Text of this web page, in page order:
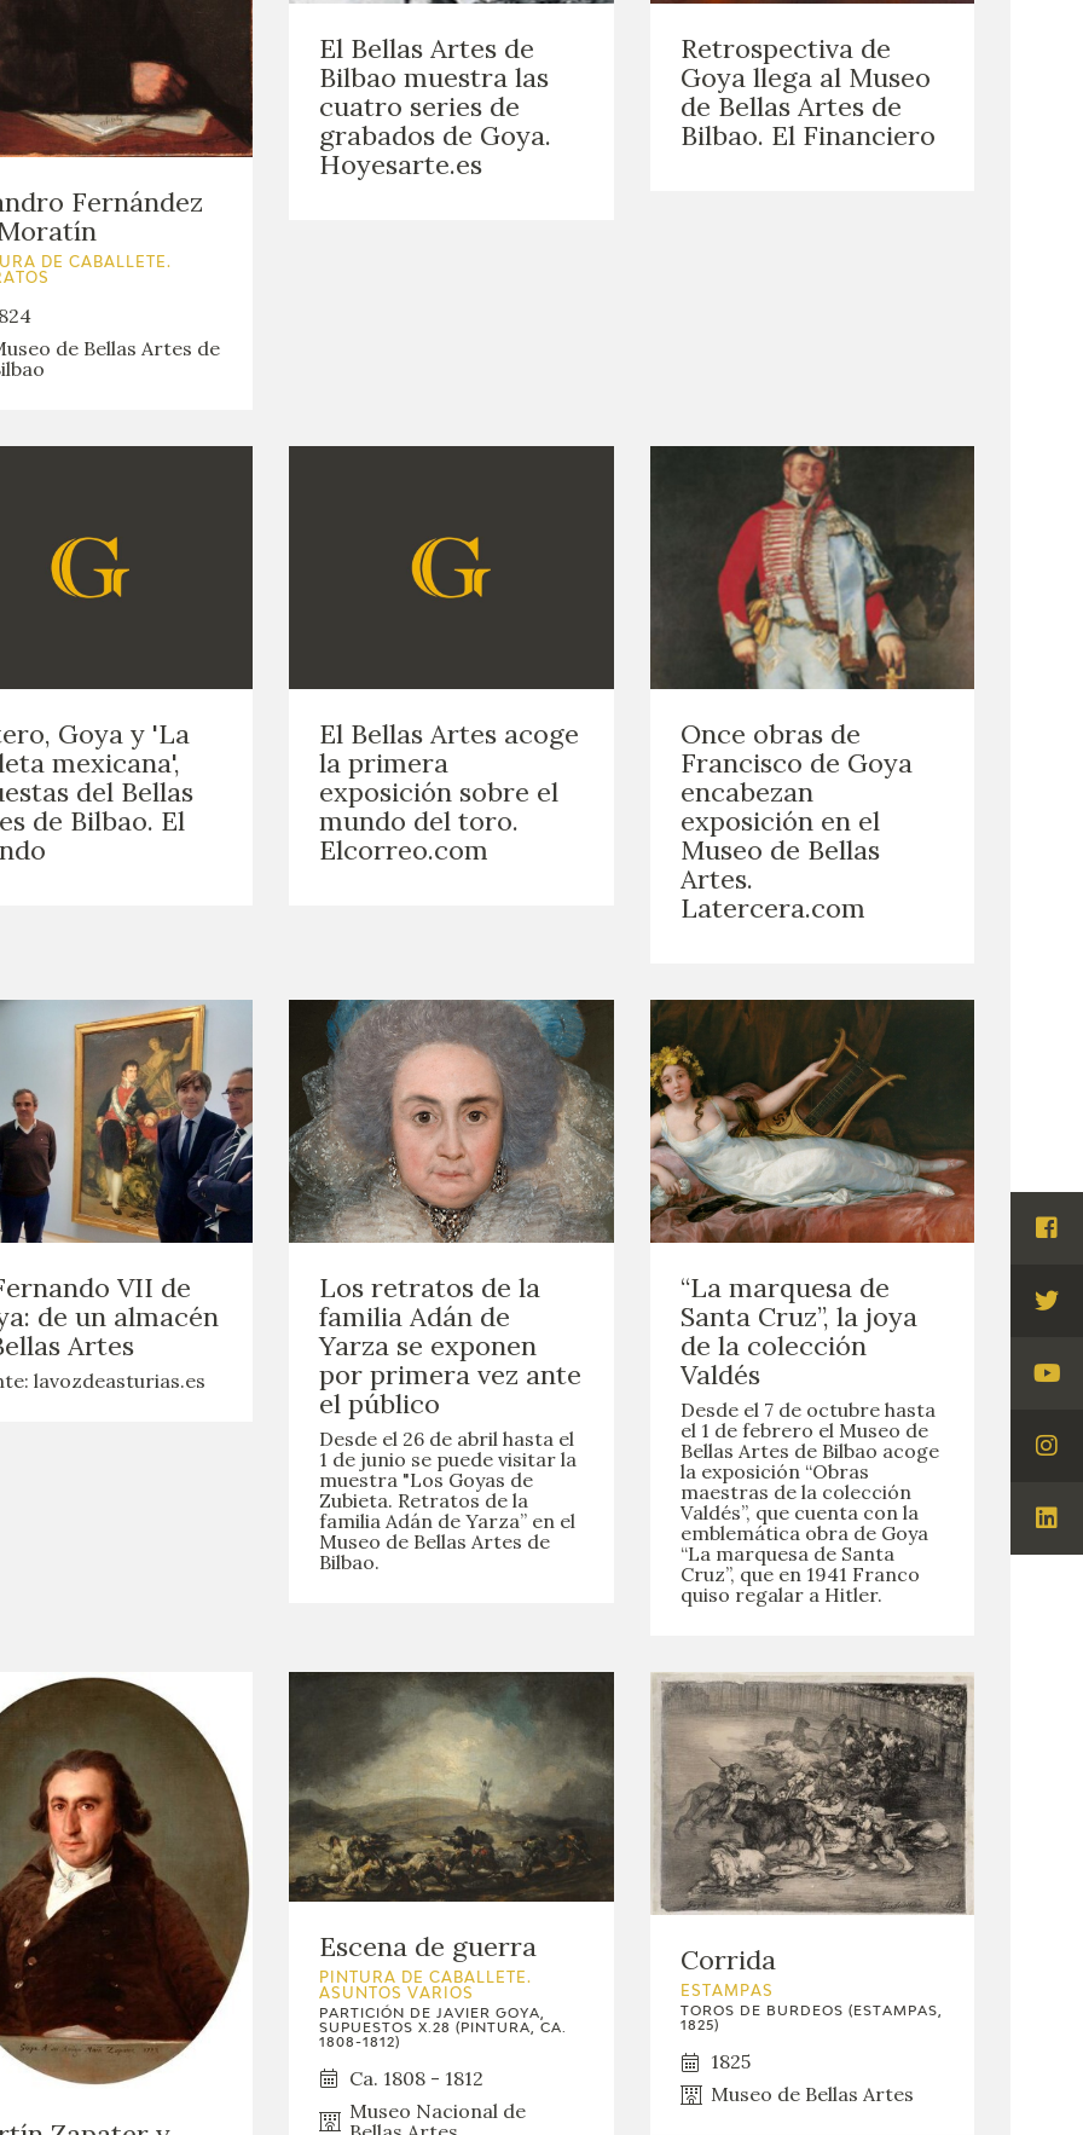
Fernández
DE CABALLETE.
de Bellas Artes de
El Bellas Artes de
Bilbao muestra las
cuatro series de
grabados de Goya.
Hoyesarte.es
Retrospectiva de
Goya llega al Museo
de Bellas Artes de
Bilbao. El Financiero
Goya y 'La
mexicana',
del Bellas
de Bilbao. El
El Bellas Artes acoge
la primera
exposición sobre el
mundo del toro.
Elcorreo.com
Once obras de
Francisco de Goya
encabezan
exposición en el
Museo de Bellas
Artes.
Latercera.com
VII de
de un almacén
Artes
lavozdeasturias.es
Los retratos de la
familia Adán de
Yarza se exponen
por primera vez ante
el público
Desde el 26 de abril hasta el
1 de junio se puede visitar la
muestra "Los Goyas de
Zubieta. Retratos de la
familia Adán de Yarza” en el
Museo de Bellas Artes de
Bilbao.
“La marquesa de
Santa Cruz”, la joya
de la colección
Valdés
Desde el 7 de octubre hasta
el 1 de febrero el Museo de
Bellas Artes de Bilbao acoge
la exposición “Obras
maestras de la colección
Valdés”, que cuenta con la
emblemática obra de Goya
“La marquesa de Santa
Cruz”, que en 1941 Franco
quiso regalar a Hitler.
Escena de guerra
PINTURA DE CABALLETE.
ASUNTOS VARIOS
PARTICIÓN DE JAVIER GOYA,
SUPUESTOS X.28 (PINTURA, CA.
1808-1812)
Ca. 1808 - 1812
Museo Nacional de
Corrida
ESTAMPAS
TOROS DE BURDEOS (ESTAMPAS,
1825)
1825
Museo de Bellas Artes